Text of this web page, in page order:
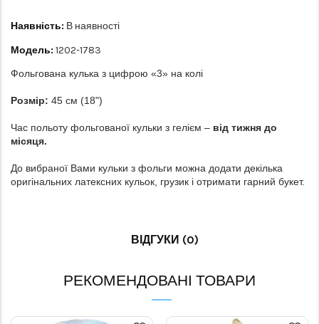
Наявність: В наявності
Модель: 1202-1783
Фольгована кулька з цифрою «3» на колі
Розмір: 45 см (18")
Час польоту фольгованої кульки з гелієм – від тижня до
місяця.
До вибраної Вами кульки з фольги можна додати декілька
оригінальних латексних кульок, грузик і отримати гарний букет.
ВІДГУКИ (0)
РЕКОМЕНДОВАНІ ТОВАРИ